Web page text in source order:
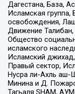
Дагестана, База,
Исламская группа,
освобождения,
Движение Талибан,
Общество
исламского
Исламский
Правый сектор,
Нусра ли-Ахль аш-
Минина и Д.
Тагьаля SHAM,